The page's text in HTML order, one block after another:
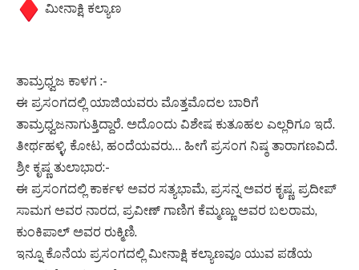
ಮೀನಾಕ್ಷಿ ಕಲ್ಯಾಣ
ತಾಮ್ರಧ್ವಜ ಕಾಳಗ :-
ಈ ಪ್ರಸಂಗದಲ್ಲಿ ಯಾಜಿಯವರು ಮೊತ್ತಮೊದಲ ಬಾರಿಗೆ
ತಾಮ್ರಧ್ವಜನಾಗುತ್ತಿದ್ದಾರೆ. ಅದೊಂದು ವಿಶೇಷ ಕುತೂಹಲ ಎಲ್ಲರಿಗೂ ಇದೆ.
ತೀರ್ಥಹಳ್ಳಿ, ಕೋಟ, ಹಂದೆಯವರು… ಹೀಗೆ ಪ್ರಸಂಗ ನಿಷ್ಠ ತಾರಾಗಣವಿದೆ.
ಶ್ರೀ ಕೃಷ್ಣ ತುಲಾಭಾರ:-
ಈ ಪ್ರಸಂಗದಲ್ಲಿ ಕಾರ್ಕಳ ಅವರ ಸತ್ಯಭಾಮೆ, ಪ್ರಸನ್ನ ಅವರ ಕೃಷ್ಣ, ಪ್ರದೀಪ್
ಸಾಮಗ ಅವರ ನಾರದ, ಪ್ರವೀಣ್ ಗಾಣಿಗ ಕೆಮ್ಮಣ್ಣು ಅವರ ಬಲರಾಮ,
ಕುಂಕಿಪಾಲ್ ಅವರ ರುಕ್ಮಿಣಿ.
ಇನ್ನೂ ಕೊನೆಯ ಪ್ರಸಂಗದಲ್ಲಿ ಮೀನಾಕ್ಷಿ ಕಲ್ಯಾಣವೂ ಯುವ ಪಡೆಯ